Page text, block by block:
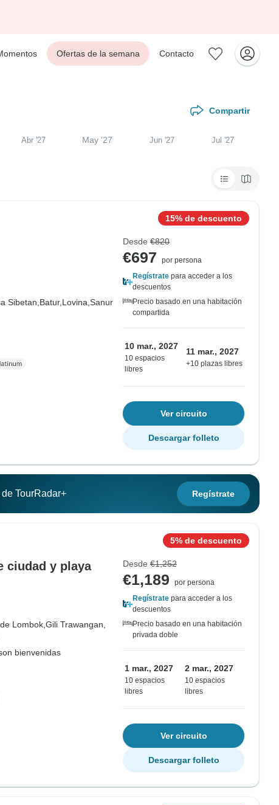
Ofertas de la semana Contacto
Compartir
Abr '27 May '27 Jun '27 Jul '27
Sibetan, Batur, Lovina, Sanur
15% de descuento
Desde €820
€697
por persona
Regístrate para acceder a los
descuentos
Precio basado en una habitación
compartida
10 mar., 2027
10 espacios
libres
11 mar., 2027
+10 plazas libres
Ver circuito
Descargar folleto
TourRadar+ Regístrate
ciudad y playa
Lombok, Gili Trawangan,
bienvenidas
5% de descuento
Desde €1,252
€1,189
por persona
Regístrate para acceder a los
descuentos
Precio basado en una habitación
privada doble
1 mar., 2027
10 espacios
libres
2 mar., 2027
10 espacios
libres
Ver circuito
Descargar folleto